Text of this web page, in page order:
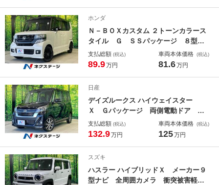
グ
ホンダ
Ｎ－ＢＯＸカスタム ２トーンカラース
タイル Ｇ ＳＳパッケージ ８型Ｓ
Ｄナビ 電動スライドドア バックカ
メラ 禁煙車 スマートキー ＨＩＤ
ｔｏｏｔｈ ＣＤ ＤＶＤ再生 フル
セグ ＬＥＤフォグ
支払総額 (税込)
89.9万円
車両本体価格 (税込)
81.6万円
日産
デイズルークス ハイウェイスター
Ｘ Ｇパッケージ 両側電動ドア 純
正ＳＤナビ 全周囲カメラ 衝突被害
軽減システム 禁煙車 ドラレコ ス
ーム 車線逸脱警報 オートライト
支払総額 (税込)
132.9万円
車両本体価格 (税込)
125万円
スズキ
ハスラー ハイブリッドＸ メーカー９
型ナビ 全周囲カメラ 衝突被害軽減